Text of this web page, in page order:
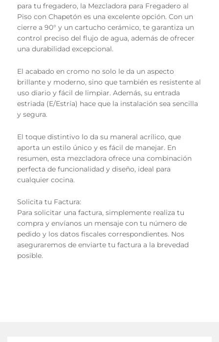
para tu fregadero, la Mezcladora para Fregadero al
Piso con Chapetón es una excelente opción. Con un
cierre a 90° y un cartucho cerámico, te garantiza un
control preciso del flujo de agua, además de ofrecer
una durabilidad excepcional.
El acabado en cromo no solo le da un aspecto
brillante y moderno, sino que también es resistente al
uso diario y fácil de limpiar. Además, su entrada
estriada (E/Estría) hace que la instalación sea sencilla
y segura.
El toque distintivo lo da su maneral acrílico, que
aporta un estilo único y es fácil de manejar. En
resumen, esta mezcladora ofrece una combinación
perfecta de funcionalidad y diseño, ideal para
cualquier cocina.
Solicita tu Factura:
Para solicitar una factura, simplemente realiza tu
compra y envíanos un mensaje con tu número de
pedido y los datos fiscales correspondientes. Nos
aseguraremos de enviarte tu factura a la brevedad
posible.